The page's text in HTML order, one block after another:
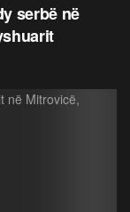
serbë në